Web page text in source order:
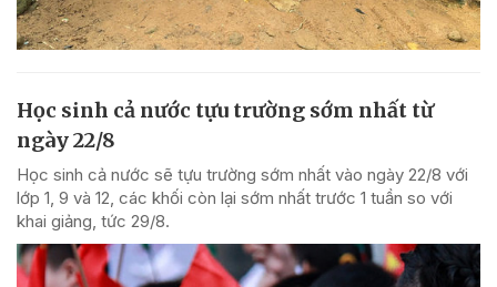
Học sinh cả nước tựu trường sớm nhất từ
ngày 22/8
Học sinh cả nước sẽ tựu trường sớm nhất vào ngày 22/8 với
lớp 1, 9 và 12, các khối còn lại sớm nhất trước 1 tuần so với
khai giảng, tức 29/8.